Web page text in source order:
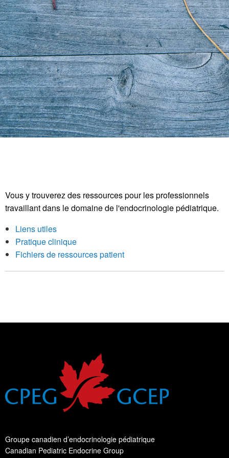
Vous y trouverez des ressources pour les professionnels
travaillant dans le domaine de l'endocrinologie pédiatrique.
Liens utiles
Pratique clinique
Fichiers de ressources patient
Groupe canadien d’endocrinologie pédiatrique
Canadian Pediatric Endocrine Group